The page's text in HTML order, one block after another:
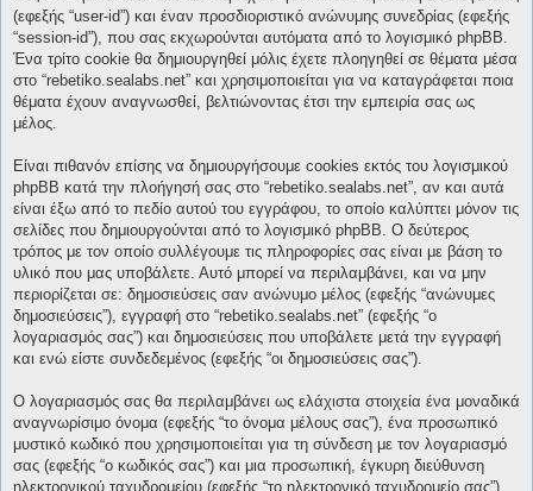
(εφεξής “user-id”) και έναν προσδιοριστικό ανώνυμης συνεδρίας (εφεξής
“session-id”), που σας εκχωρούνται αυτόματα από το λογισμικό phpBB.
Ένα τρίτο cookie θα δημιουργηθεί μόλις έχετε πλοηγηθεί σε θέματα μέσα
στο “rebetiko.sealabs.net” και χρησιμοποιείται για να καταγράφεται ποια
θέματα έχουν αναγνωσθεί, βελτιώνοντας έτσι την εμπειρία σας ως
μέλος.
Είναι πιθανόν επίσης να δημιουργήσουμε cookies εκτός του λογισμικού
phpBB κατά την πλοήγησή σας στο “rebetiko.sealabs.net”, αν και αυτά
είναι έξω από το πεδίο αυτού του εγγράφου, το οποίο καλύπτει μόνον τις
σελίδες που δημιουργούνται από το λογισμικό phpBB. Ο δεύτερος
τρόπος με τον οποίο συλλέγουμε τις πληροφορίες σας είναι με βάση το
υλικό που μας υποβάλετε. Αυτό μπορεί να περιλαμβάνει, και να μην
περιορίζεται σε: δημοσιεύσεις σαν ανώνυμο μέλος (εφεξής “ανώνυμες
δημοσιεύσεις”), εγγραφή στο “rebetiko.sealabs.net” (εφεξής “ο
λογαριασμός σας”) και δημοσιεύσεις που υποβάλετε μετά την εγγραφή
και ενώ είστε συνδεδεμένος (εφεξής “οι δημοσιεύσεις σας”).
Ο λογαριασμός σας θα περιλαμβάνει ως ελάχιστα στοιχεία ένα μοναδικά
αναγνωρίσιμο όνομα (εφεξής “το όνομα μέλους σας”), ένα προσωπικό
μυστικό κωδικό που χρησιμοποιείται για τη σύνδεση με τον λογαριασμό
σας (εφεξής “ο κωδικός σας”) και μια προσωπική, έγκυρη διεύθυνση
ηλεκτρονικού ταχυδρομείου (εφεξής “το ηλεκτρονικό ταχυδρομείο σας”).